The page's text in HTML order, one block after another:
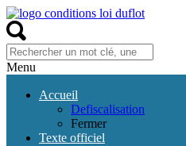
Menu
Accueil
Defiscalisation
Fermer
Texte officiel